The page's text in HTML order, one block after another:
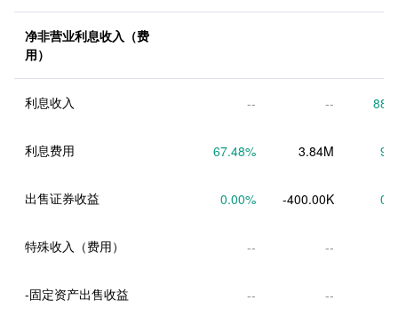
净非营业利息收入（费
用）
利息收入 -- --
利息费用 67.48% 3.84M
出售证券收益 0.00% -400.00K
特殊收入（费用） -- --
-固定资产出售收益 -- --